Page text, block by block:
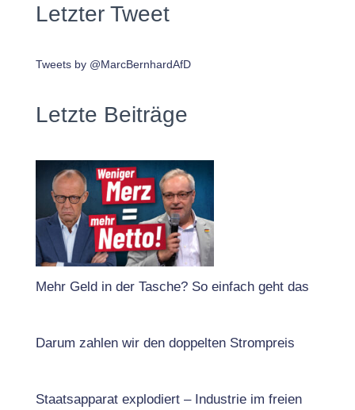
Letzter Tweet
Tweets by @MarcBernhardAfD
Letzte Beiträge
Mehr Geld in der Tasche? So einfach geht das
Darum zahlen wir den doppelten Strompreis
Staatsapparat explodiert – Industrie im freien